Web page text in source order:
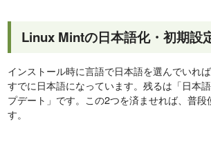
Linux Mintの日本語化・初期設
インストール時に言語で日本語を選んでいれ
すでに日本語になっています。残るは「日本
プデート」です。この2つを済ませれば、普段
す。